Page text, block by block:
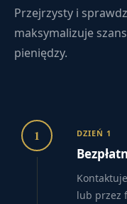
Przejrzysty i
maksymalizuje
pieniędzy.
1 DZIEŃ 1
lub przez